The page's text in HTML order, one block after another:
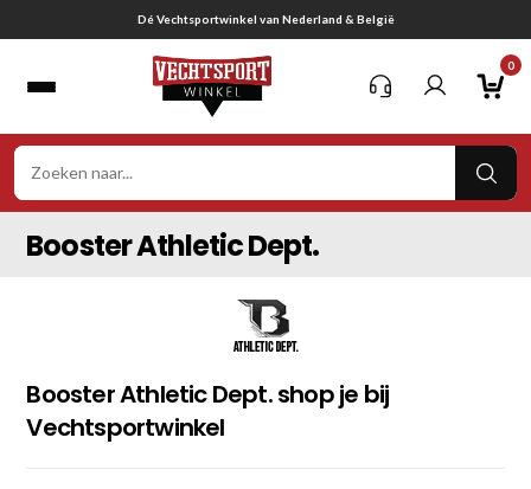
naar
Dé Vechtsportwinkel van Nederland & België
0
Booster Athletic Dept.
Booster Athletic Dept. shop je bij
Vechtsportwinkel